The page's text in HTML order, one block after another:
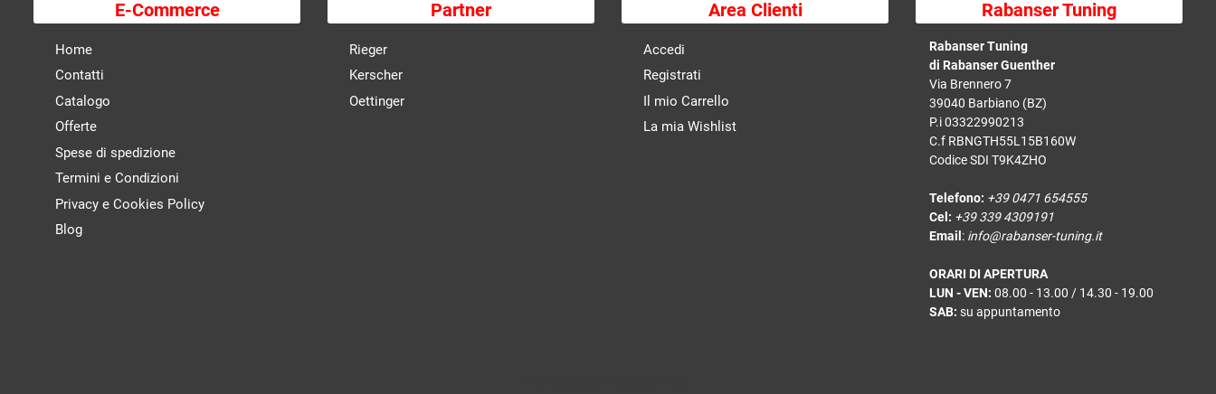
E-Commerce
Home
Contatti
Catalogo
Offerte
Spese di spedizione
Termini e Condizioni
Privacy e Cookies Policy
Blog
Partner
Rieger
Kerscher
Oettinger
Area Clienti
Accedi
Registrati
Il mio Carrello
La mia Wishlist
Rabanser Tuning
Rabanser Tuning
di Rabanser Guenther
Via Brennero 7
39040 Barbiano (BZ)
P.i 03322990213
C.f RBNGTH55L15B160W
Codice SDI T9K4ZHO
Telefono: +39 0471 654555
Cel: +39 339 4309191
Email: info@rabanser-tuning.it
ORARI DI APERTURA
LUN - VEN: 08.00 - 13.00 / 14.30 - 19.00
SAB: su appuntamento